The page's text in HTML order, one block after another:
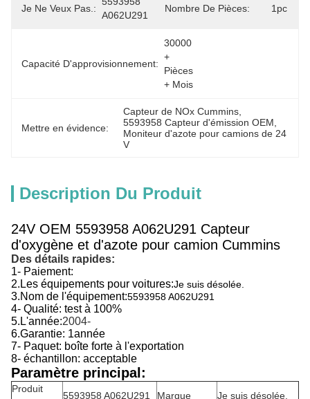
Je Ne Veux Pas.:
A062U291
Nombre De Pièces: 1pc
Capacité D'approvisionnement:
30000
+
Pièces
+ Mois
Mettre en évidence:
Capteur de NOx Cummins
5593958 Capteur d'émission OEM
Moniteur d'azote pour camions de 24
V
Description Du Produit
24V OEM 5593958 A062U291 Capteur
d'oxygène et d'azote pour camion Cummins
Des détails rapides:
1- Paiement:
2. Les équipements pour voitures:Je suis désolée.
3.Nom de l'équipement:5593958 A062U291
4- Qualité: test à 100%
5. L'année:2004-
6.Garantie: 1année
7- Paquet: boîte forte à l'exportation
8- échantillon: acceptable
Paramètre principal:
Produit
5593958 A062U291 Marque Je suis désolée.